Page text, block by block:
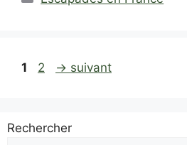
Page
1 Page
2 → suivant
Rechercher